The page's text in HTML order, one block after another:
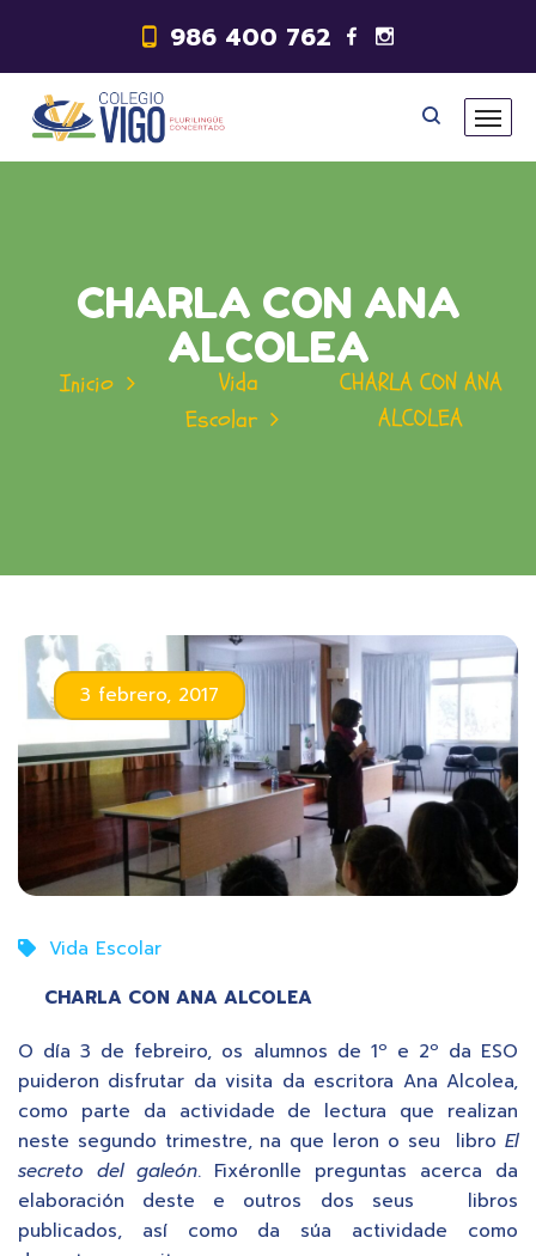
986 400 762
CHARLA CON ANA
ALCOLEA
Inicio
Vida
Escolar
CHARLA CON ANA
ALCOLEA
3 febrero, 2017
Vida Escolar
CHARLA CON ANA ALCOLEA
O día 3 de febreiro, os alumnos de 1º e 2º da ESO
puideron disfrutar da visita da escritora Ana Alcolea,
como parte da actividade de lectura que realizan
neste segundo trimestre, na que leron o seu libro El
secreto del galeón. Fixéronlle preguntas acerca da
elaboración deste e outros dos seus libros
publicados, así como da súa actividade como